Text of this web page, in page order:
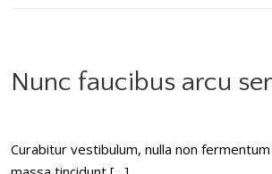
Nunc faucibus arcu
Curabitur vestibulum, nulla non